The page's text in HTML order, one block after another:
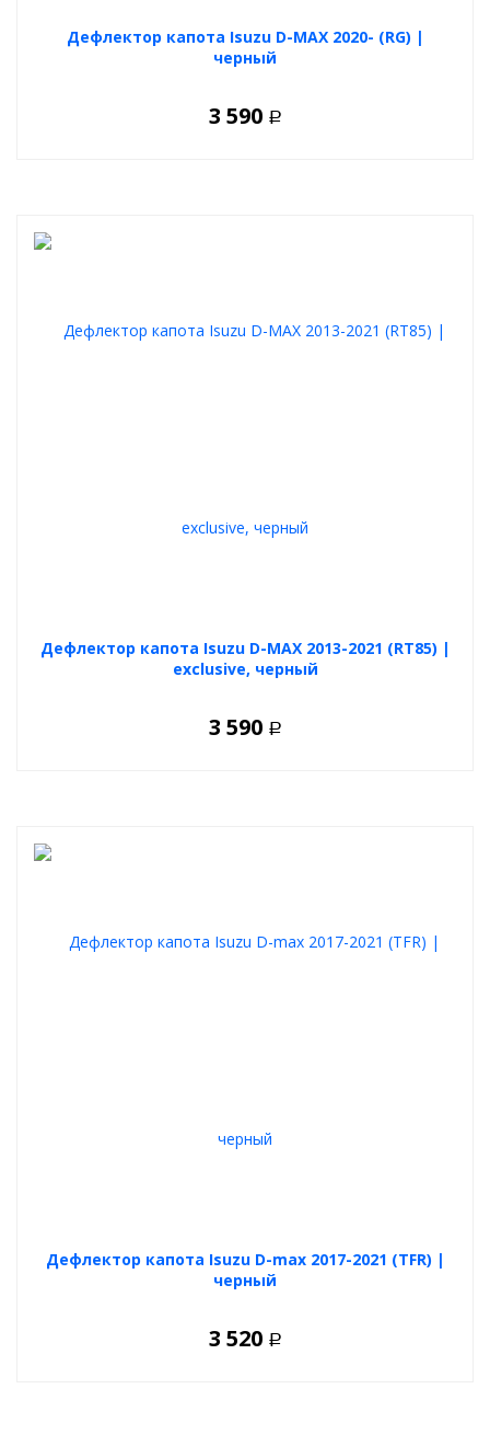
Дефлектор капота Isuzu D-MAX 2020- (RG) |
черный
3 590 Р
Дефлектор капота Isuzu D-MAX 2013-2021 (RT85) |
exclusive, черный
3 590 Р
Дефлектор капота Isuzu D-max 2017-2021 (TFR) |
черный
3 520 Р